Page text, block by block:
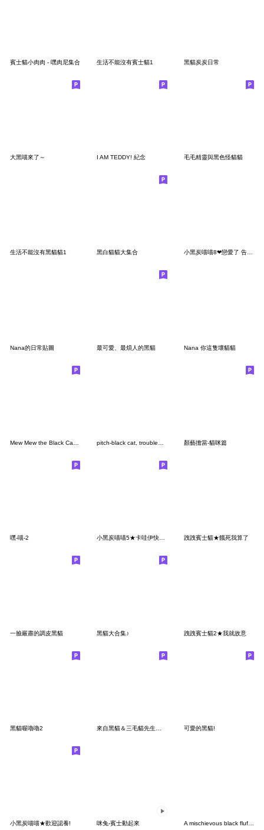
賓士貓小肉肉 - 嘿肉尼集合 生活不能沒有賓士貓1 黑貓炭炭日常
大黑喵來了～ I AM TEDDY! 紀念 毛毛精靈與黑色怪貓貓
生活不能沒有黑貓貓1 黑白貓貓大集合 小黑炭喵喵8❤戀愛了 告白成功
Nana的日常貼圖 最可愛、最煩人的黑貓 Nana 你這隻壞貓貓
顏藝擔當-貓咪篇
嘿-喵-2 小黑炭喵喵5★卡哇伊快樂貓生 跩跩賓士貓★餓死我算了
一臉嚴肅的調皮黑貓 黑貓大合集♪ 跩跩賓士貓2★我就故意
黑貓喔嚕嚕2 可愛的黑貓!
小黑炭喵喵★歡迎認養! 咪兔-賓士動起來 A mischievous black fluffy cat (No Text)